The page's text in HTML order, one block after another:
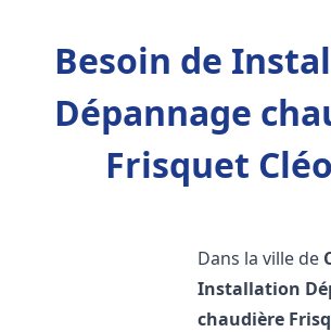
Besoin de
Dépannage
Frisquet
Dans la ville de
Installation
chaudière